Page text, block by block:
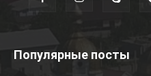
Популярные посты